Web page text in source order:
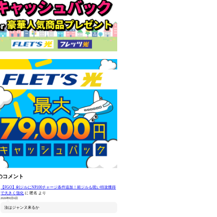
コメント
【FGO】剣ジルにNP100チャージ条件追加！術ジルも呪い特攻獲得
で大きく強化 に 匿名 より
2026年8月6日
汝はジャンヌ来るか